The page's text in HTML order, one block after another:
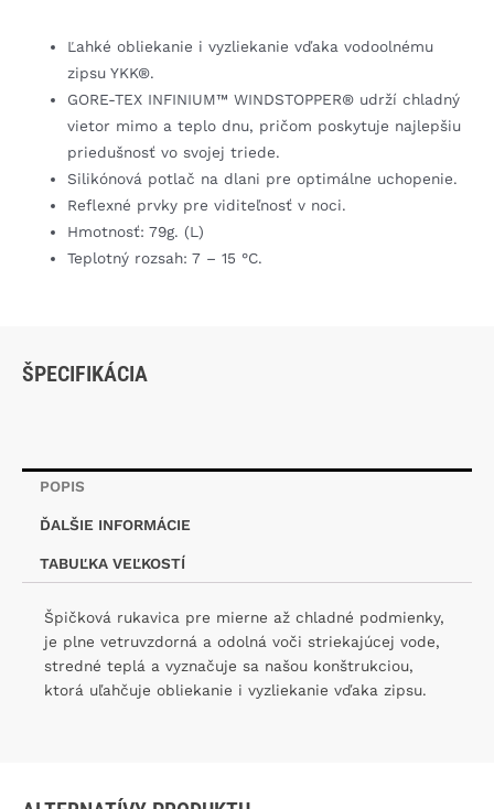
Ľahké obliekanie i vyzliekanie vďaka vodoolnému
zipsu YKK®.
GORE-TEX INFINIUM™ WINDSTOPPER® udrží chladný
vietor mimo a teplo dnu, pričom poskytuje najlepšiu
priedušnosť vo svojej triede.
Silikónová potlač na dlani pre optimálne uchopenie.
Reflexné prvky pre viditeľnosť v noci.
Hmotnosť: 79g. (L)
Teplotný rozsah: 7 – 15 °C.
ŠPECIFIKÁCIA
POPIS
ĎALŠIE INFORMÁCIE
TABUĽKA VEĽKOSTÍ
Špičková rukavica pre mierne až chladné podmienky,
je plne vetruvzdorná a odolná voči striekajúcej vode,
stredné teplá a vyznačuje sa našou konštrukciou,
ktorá uľahčuje obliekanie i vyzliekanie vďaka zipsu.